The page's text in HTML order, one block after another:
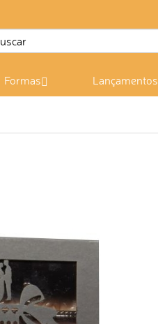
Formas Lançamentos